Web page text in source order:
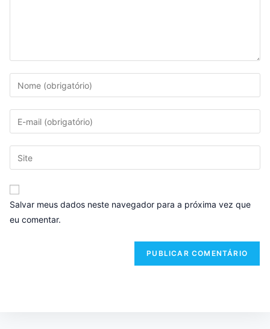
Salvar meus dados neste navegador para a próxima vez que
eu comentar.